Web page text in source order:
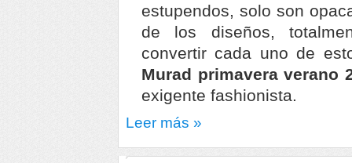
estupendos, solo son
de los diseños,
convertir cada uno de
Murad primavera verano
exigente fashionista.
Leer más »